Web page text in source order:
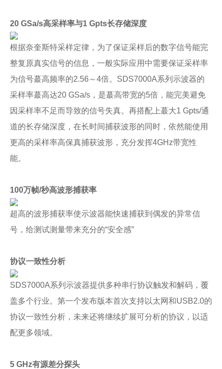
20 GSa/s高采样率与1 Gpts长存储深度
根据奈奎斯特采样定律，为了保证采样后的数字信号能完
整复原真实信号的信息，一般实际应用中需要保证采样率
为信号蕞高频率的2.56～4倍。SDS7000A系列示波器的
采样率蕞高达20 GSa/s，是蕞高带宽的5倍，能完美避免
因采样率不足而导致的信号失真。再搭配上蕞大1 Gpts/通
道的长存储深度，在长时间捕获波形的同时，依然能使用
更高的采样率高保真捕获波形，充分发挥4GHz带宽性
能。
100万帧/秒高波形捕获率
超高的波形捕获率使示波器能快速捕获到偶发的异常信
号，给测试测量带来充分的“安全感”
协议一致性分析
SDS7000A系列示波器提供多种串行协议触发和解码，覆
盖多个行业。第一个发布版本首次支持以太网和USB2.0的
协议一致性分析，未来还将继续扩展可分析的协议，以适
配更多领域。
5 GHz有源差分探头